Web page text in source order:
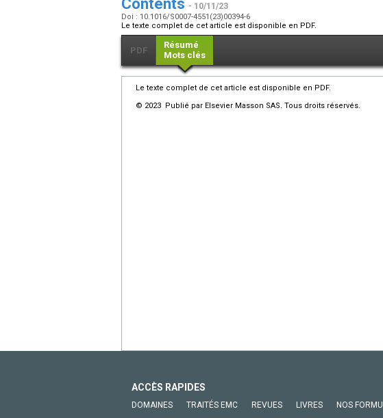
Contents - 10/11/23
Doi : 10.1016/S0007-4551(23)00394-6
Le texte complet de cet article est disponible en PDF.
PDF
Résumé
Mots clés
Le texte complet de cet article est disponible en PDF.
© 2023 Publié par Elsevier Masson SAS. Tous droits réservés.
ACCÈS RAPIDES
DOMAINES TRAITÉS EMC REVUES LIVRES NOS